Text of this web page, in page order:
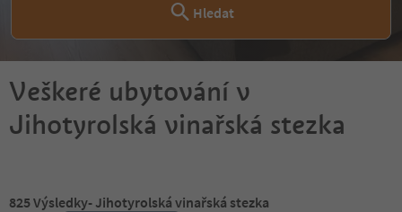
Hledat
Veškeré ubytování v
Jihotyrolská vinařská stezka
825Výsledky- Jihotyrolská vinařská stezka